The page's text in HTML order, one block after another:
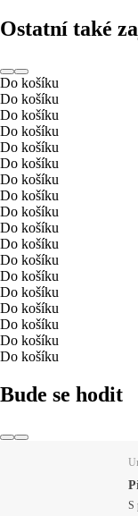
Ostatní také
Do košíku
Do košíku
Do košíku
Do košíku
Do košíku
Do košíku
Do košíku
Do košíku
Do košíku
Do košíku
Do košíku
Do košíku
Do košíku
Do košíku
Do košíku
Do košíku
Do košíku
Do košíku
Bude se hodit
S